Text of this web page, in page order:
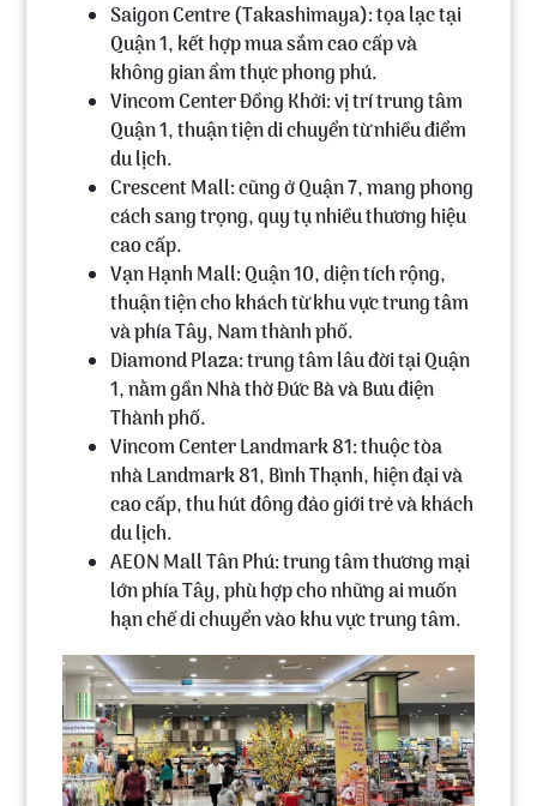
Saigon Centre (Takashimaya): tọa lạc tại
Quận 1, kết hợp mua sắm cao cấp và
không gian ẩm thực phong phú.
Vincom Center Đồng Khởi: vị trí trung tâm
Quận 1, thuận tiện di chuyển từ nhiều điểm
du lịch.
Crescent Mall: cũng ở Quận 7, mang phong
cách sang trọng, quy tụ nhiều thương hiệu
cao cấp.
Vạn Hạnh Mall: Quận 10, diện tích rộng,
thuận tiện cho khách từ khu vực trung tâm
và phía Tây, Nam thành phố.
Diamond Plaza: trung tâm lâu đời tại Quận
1, nằm gần Nhà thờ Đức Bà và Bưu điện
Thành phố.
Vincom Center Landmark 81: thuộc tòa
nhà Landmark 81, Bình Thạnh, hiện đại và
cao cấp, thu hút đông đảo giới trẻ và khách
du lịch.
AEON Mall Tân Phú: trung tâm thương mại
lớn phía Tây, phù hợp cho những ai muốn
hạn chế di chuyển vào khu vực trung tâm.